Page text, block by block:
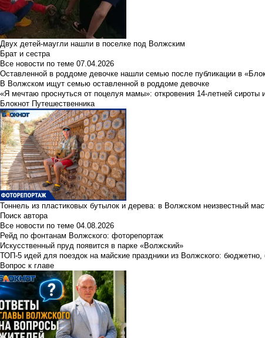
Двух детей-маугли нашли в поселке под Волжским
Брат и сестра
Все новости по теме 07.04.2026
Оставленной в роддоме девочке нашли семью после публикации в
В Волжском ищут семью оставленной в роддоме девочке
«Я мечтаю проснуться от поцелуя мамы»: откровения 14-летней сироты
Блокнот Путешественника
Тоннель из пластиковых бутылок и дерева: в Волжском неизвестный
Поиск автора
Все новости по теме 04.08.2026
Рейд по фонтанам Волжского: фоторепортаж
Искусственный пруд появится в парке «Волжский»
ТОП-5 идей для поездок на майские праздники из Волжского: бюджетно,
Вопрос к главе